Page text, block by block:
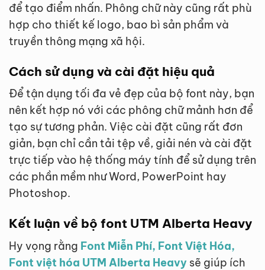
để tạo điểm nhấn. Phông chữ này cũng rất phù
hợp cho thiết kế logo, bao bì sản phẩm và
truyền thông mạng xã hội.
Cách sử dụng và cài đặt hiệu quả
Để tận dụng tối đa vẻ đẹp của bộ font này, bạn
nên kết hợp nó với các phông chữ mảnh hơn để
tạo sự tương phản. Việc cài đặt cũng rất đơn
giản, bạn chỉ cần tải tệp về, giải nén và cài đặt
trực tiếp vào hệ thống máy tính để sử dụng trên
các phần mềm như Word, PowerPoint hay
Photoshop.
Kết luận về bộ font UTM Alberta Heavy
Hy vọng rằng Font Miễn Phí, Font Việt Hóa,
Font việt hóa UTM Alberta Heavy sẽ giúp ích